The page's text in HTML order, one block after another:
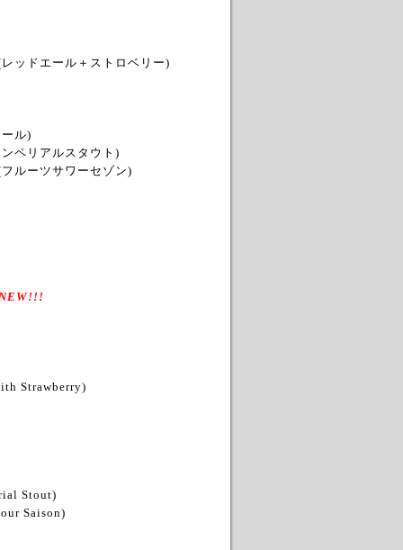
ッドエール＋ストロベリー)
ル)
ペリアルスタウト)
ルーツサワーセゾン)
Strawberry)
Stout)
Saison)